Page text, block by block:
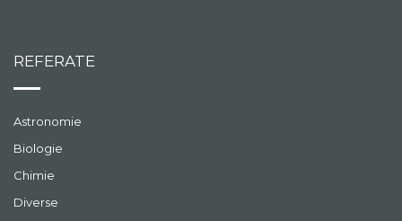
REFERATE
Astronomie
Biologie
Chimie
Diverse